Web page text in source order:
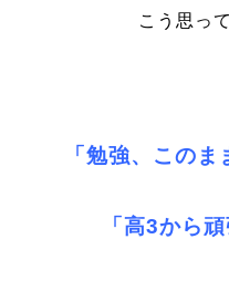
こう思っ
「勉強、この
「高3から